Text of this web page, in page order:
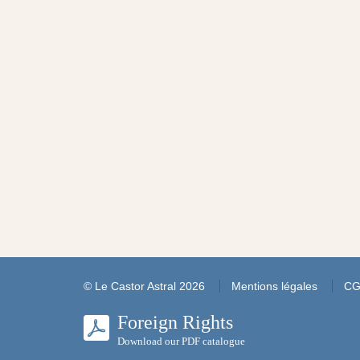
© Le Castor Astral 2026 Mentions légales
Foreign Rights
Download our PDF catalogue